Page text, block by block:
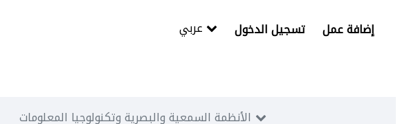
تسجيل الدخول إضافة عمل
الأنظمة السمعية والبصرية وتكنولوجيا المعلومات